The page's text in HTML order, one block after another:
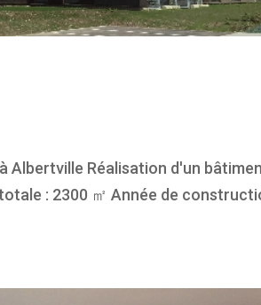
Albertville Réalisation d'un
: 2300 ㎡ Année de